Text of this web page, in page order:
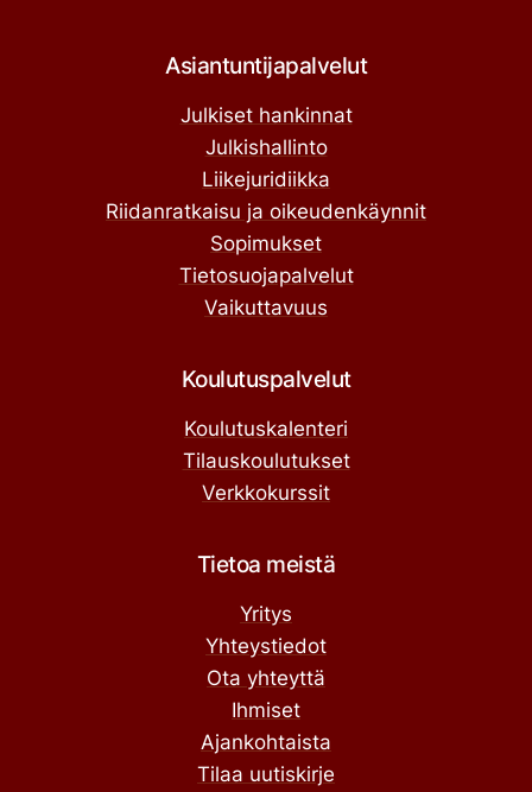
Asiantuntijapalvelut
Julkiset hankinnat
Julkishallinto
Liikejuridiikka
Riidanratkaisu ja oikeudenkäynnit
Sopimukset
Tietosuojapalvelut
Vaikuttavuus
Koulutuspalvelut
Koulutuskalenteri
Tilauskoulutukset
Verkkokurssit
Tietoa meistä
Yritys
Yhteystiedot
Ota yhteyttä
Ihmiset
Ajankohtaista
Tilaa uutiskirje